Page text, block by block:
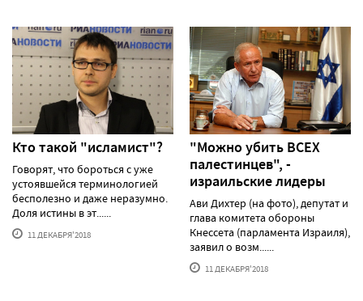
Кто такой "исламист"?
Говорят, что бороться с уже
устоявшейся терминологией
бесполезно и даже неразумно.
Доля истины в эт......
11 ДЕКАБРЯ'2018
"Можно убить ВСЕХ
палестинцев", -
израильские лидеры
Ави Дихтер (на фото), депутат и
глава комитета обороны
Кнессета (парламента Израиля),
заявил о возм......
11 ДЕКАБРЯ'2018